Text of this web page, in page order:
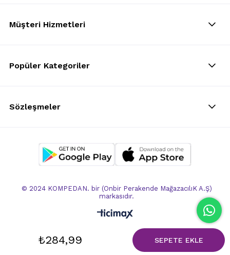
Müşteri Hizmetleri
Popüler Kategoriler
Sözleşmeler
© 2024 KOMPEDAN. bir (Onbir Perakende MağazacılıK A.Ş)
markasıdır.
₺284,99